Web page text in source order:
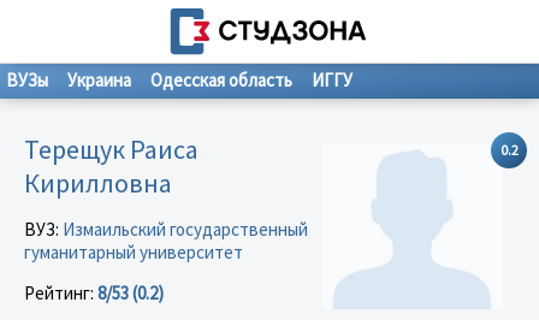
ВУЗы Украина Одесская область ИГГУ
0.2
Терещук Раиса
Кирилловна
ВУЗ: Измаильский государственный
гуманитарный университет
Рейтинг: 8/53 (0.2)